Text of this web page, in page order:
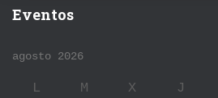
Eventos
agosto 2026
L M X J